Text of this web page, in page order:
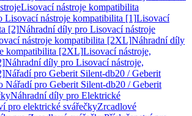
Lisovací nástroje kompatibilita
Lisovací nástroje kompatibilita [1]Lisovací
[2]Náhradní díly pro Lisovací nástroje
nástroje kompatibilita [2XL]Náhradní díly
kompatibilita [2XL]Lisovací nástroje,
Náhradní díly pro Lisovací nástroje,
Nářadí pro Geberit Silent-db20 / Geberit
Nářadí pro Geberit Silent-db20 / Geberit
Náhradní díly pro Elektrické
pro elektrické svářečkyZrcadlové